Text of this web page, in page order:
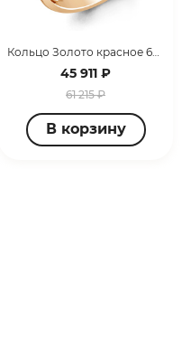
Кольцо Золото красное 68735А.1
45 911 ₽
61 215 ₽
В корзину